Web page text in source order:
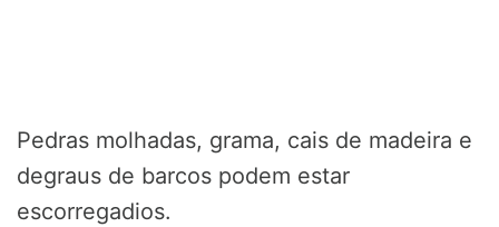
Pedras molhadas, grama, cais de madeira e
degraus de barcos podem estar
escorregadios.